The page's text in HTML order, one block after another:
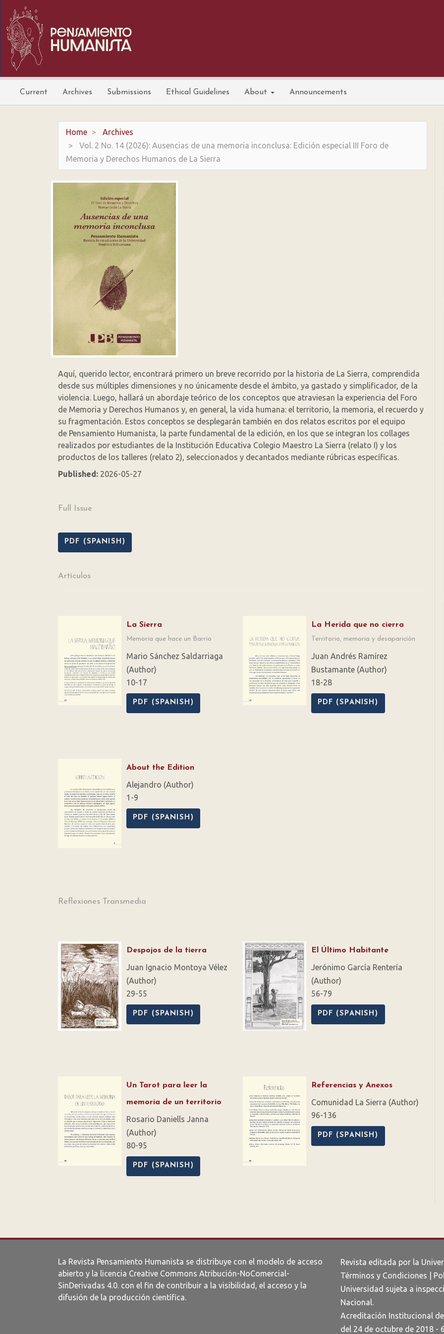
Main
Navigation
Main
Content
Sidebar
Current Archives Submissions Ethical Guidelines About Announcements
Home
Archives
Vol. 2 No. 14 (2026): Ausencias de una memoria inconclusa: Edición especial III Foro de
Memoria y Derechos Humanos de La Sierra
Aquí, querido lector, encontrará primero un breve recorrido por la historia de La Sierra, comprendida
desde sus múltiples dimensiones y no únicamente desde el ámbito, ya gastado y simplificador, de la
violencia. Luego, hallará un abordaje teórico de los conceptos que atraviesan la experiencia del Foro
de Memoria y Derechos Humanos y, en general, la vida humana: el territorio, la memoria, el recuerdo y
su fragmentación. Estos conceptos se desplegarán también en dos relatos escritos por el equipo
de Pensamiento Humanista, la parte fundamental de la edición, en los que se integran los collages
realizados por estudiantes de la Institución Educativa Colegio Maestro La Sierra (relato I) y los
productos de los talleres (relato 2), seleccionados y decantados mediante rúbricas específicas.
Published: 2026-05-27
Full Issue
PDF (SPANISH)
Artículos
La Sierra
Memoria que hace un Barrio
Mario Sánchez Saldarriaga
(Author)
10-17
PDF (SPANISH)
La Herida que no cierra
Territorio, memoria y desaparición
Juan Andrés Ramírez
Bustamante (Author)
18-28
PDF (SPANISH)
About the Edition
Alejandro (Author)
1-9
PDF (SPANISH)
Reflexiones Transmedia
Despojos de la tierra
Juan Ignacio Montoya Vélez
(Author)
29-55
PDF (SPANISH)
El Último Habitante
Jerónimo García Rentería
(Author)
56-79
PDF (SPANISH)
Un Tarot para leer la
memoria de un territorio
Rosario Daniells Janna
(Author)
80-95
PDF (SPANISH)
Referencias y Anexos
Comunidad La Sierra (Author)
96-136
PDF (SPANISH)
La Revista Pensamiento Humanista se distribuye con el modelo de acceso
abierto y la licencia Creative Commons Atribución-NoComercial-
SinDerivadas 4.0. con el fin de contribuir a la visibilidad, el acceso y la
difusión de la producción científica.
Revista editada por la
Términos y Condiciones
Universidad sujeta a
Nacional.
Acreditación Institucional
del 24 de octubre de 2018 -